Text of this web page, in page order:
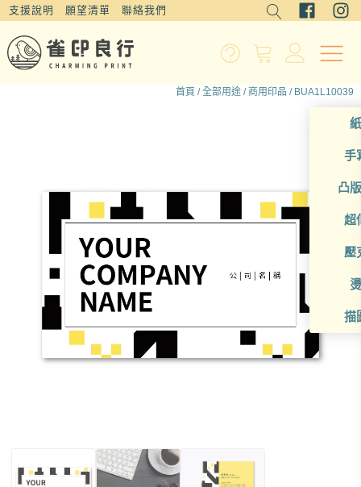
支援說明 願望清單 聯絡我們
手
凸
超
壓
描
首頁 /全部用途 / 商用印品 / BUA1L10039